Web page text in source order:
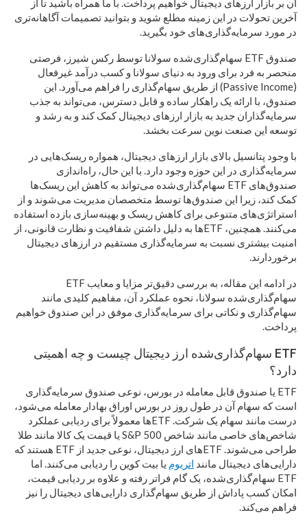
آن بر بازار ارزهای دیجیتال خواهیم پرداخت. با ما همراه باشید تا از
آخرین تحولات در این زمینه مطلع شوید و بتوانید تصمیمات آگاهانه‌تری
در مورد سرمایه‌گذاری‌های خود بگیرید.
صندوق ETF سهام‌گذاری‌شده سولانا توسط رکس شیرز، فرصتی
منحصر به فرد برای ورود به دنیای سولانا و کسب درآمد غیرفعال
(Passive Income) از طریق سهام‌گذاری را فراهم می‌آورد. این
صندوق، با ارائه یک راهکار ساده و قابل دسترس، می‌تواند به جذب
سرمایه‌گذاران جدید به بازار ارزهای دیجیتال کمک کند و به رشد و
توسعه این صنعت نوین سرعت بخشد.
با وجود پتانسیل بالای بازار ارزهای دیجیتال، همواره ریسک‌هایی در
سرمایه‌گذاری در این حوزه وجود دارد. با این حال، راه‌اندازی
صندوق‌های ETF سهام‌گذاری‌شده می‌تواند به کاهش این ریسک‌ها
کمک کند، زیرا این صندوق‌ها توسط متخصصان مدیریت می‌شوند و از
استراتژی‌های متنوعی برای کاهش ریسک و بهینه‌سازی بازده استفاده
می‌کنند. همچنین، ETFها به دلیل داشتن شفافیت و نظارت قانونی، از
امنیت بیشتری نسبت به سرمایه‌گذاری مستقیم در ارزهای دیجیتال
برخوردارند.
در ادامه این مقاله، به بررسی دقیق‌تر مزایا و معایب ETF
سهام‌گذاری‌شده سولانا، نحوه عملکرد آن، مفاهیم کلیدی مانند
سهام‌گذاری و نکاتی برای سرمایه‌گذاری موفق در این صندوق خواهیم
پرداخت.
ETF سهام‌گذاری‌شده ارز دیجیتال چیست و چه اهمیتی
دارد؟
ETF یا صندوق قابل معامله در بورس، نوعی صندوق سرمایه‌گذاری
است که سهام آن در طول روز در بورس اوراق بهادار معامله می‌شود،
درست مانند سهام یک شرکت. ETFها معمولاً برای ردیابی عملکرد
شاخص‌های خاصی مانند شاخص S&P 500 یا قیمت یک کالا مانند طلا
طراحی می‌شوند. ETFهای ارز دیجیتال، نوعی جدید از ETF هستند که
دارایی‌های دیجیتال مانند اتریوم یا بیت کوین را ردیابی می‌کنند. اما
ETF سهام‌گذاری‌شده، یک گام فراتر رفته و علاوه بر ردیابی قیمت،
امکان کسب پاداش از طریق سهام‌گذاری دارایی‌های دیجیتال را نیز
فراهم می‌کند.